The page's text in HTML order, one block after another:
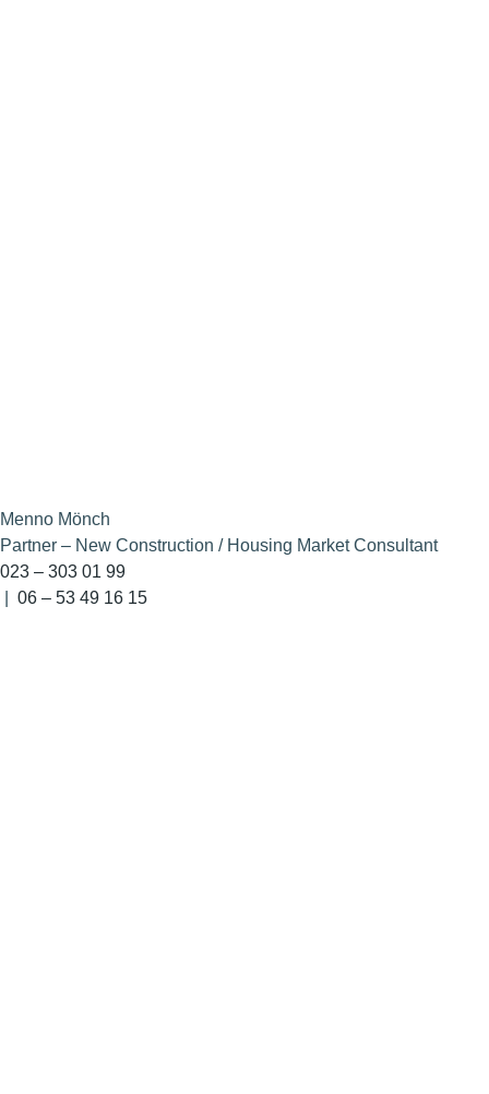
Menno Mönch
Partner – New Construction / Housing Market Consultant
023 – 303 01 99
06 – 53 49 16 15